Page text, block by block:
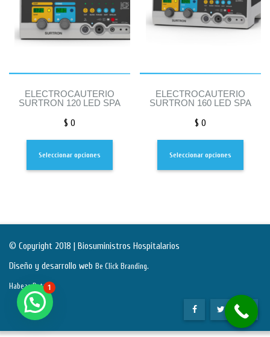
ELECTROCAUTERIO
SURTRON 120 LED SPA
$ 0
Seleccionar opciones
ELECTROCAUTERIO
SURTRON 160 LED SPA
$ 0
Seleccionar opciones
© Copyright 2018 | Biosuministros Hospitalarios
Diseño y desarrollo web Be Click Branding.
Habeas Data1